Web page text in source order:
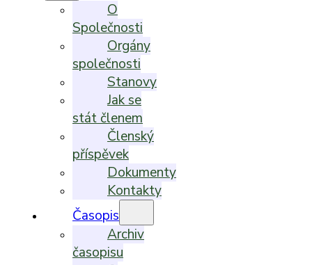
O
Společnosti
Orgány
společnosti
Stanovy
Jak se
stát členem
Členský
příspěvek
Dokumenty
Kontakty
Časopis
Archiv
časopisu